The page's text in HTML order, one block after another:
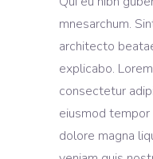
mnesarchum.
architecto
explicabo.
consectetur
eiusmod
dolore magna